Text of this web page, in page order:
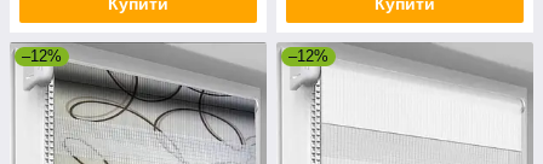
–12% –12%